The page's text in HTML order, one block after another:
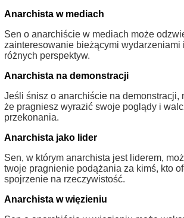
Anarchista w mediach
Sen o anarchiście w mediach może
zainteresowanie bieżącymi wydarzeniami
różnych perspektyw.
Anarchista na demonstracji
Jeśli śnisz o anarchiście na demonstracji,
że pragniesz wyrazić swoje poglądy i
przekonania.
Anarchista jako lider
Sen, w którym anarchista jest liderem,
twoje pragnienie podążania za kimś, kto
spojrzenie na rzeczywistość.
Anarchista w więzieniu